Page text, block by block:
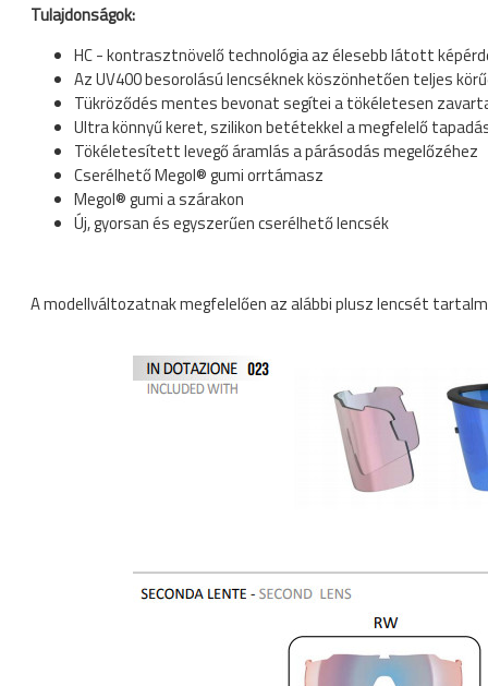
Tulajdonságok:
HC - kontrasztnövelő technológia az élesebb látott
Az UV400 besorolású lencséknek köszönhetően teljes
Tükröződés mentes bevonat segítei a tökéletesen
Ultra könnyű keret, szilikon betétekkel a megfelelő
Tökéletesített levegő áramlás a párásodás megelőzéhez
Cserélhető Megol® gumi orrtámasz
Megol® gumi a szárakon
Új, gyorsan és egyszerűen cserélhető lencsék
A modellváltozatnak megfelelően az alábbi plusz lencsét